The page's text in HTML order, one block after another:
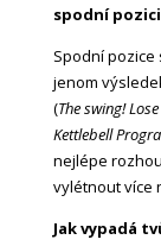
spodní
Spodní pozice
jenom
(The swing!
Kettlebell
nejlépe
vylétnout více
Jak vypadá